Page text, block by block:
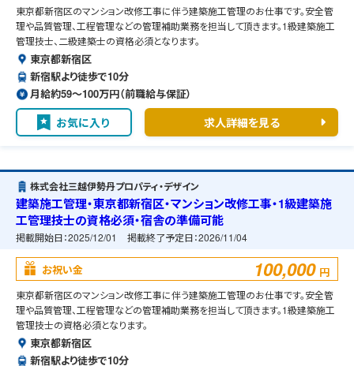
東京都新宿区のマンション改修工事に伴う建築施工管理のお仕事です。安全管
理や品質管理、工程管理などの管理補助業務を担当して頂きます。1級建築施工
管理技士、二級建築士の資格必須となります。
東京都新宿区
新宿駅より徒歩で10分
月給約59〜100万円（前職給与保証）
お気に入り 求人詳細を見る
株式会社三越伊勢丹プロパティ・デザイン
建築施工管理・東京都新宿区・マンション改修工事・1級建築施
工管理技士の資格必須・宿舎の準備可能
掲載開始日：2025/12/01 掲載終了予定日：2026/11/04
お祝い金 100,000 円
東京都新宿区のマンション改修工事に伴う建築施工管理のお仕事です。安全管
理や品質管理、工程管理などの管理補助業務を担当して頂きます。1級建築施工
管理技士の資格必須となります。
東京都新宿区
新宿駅より徒歩で10分